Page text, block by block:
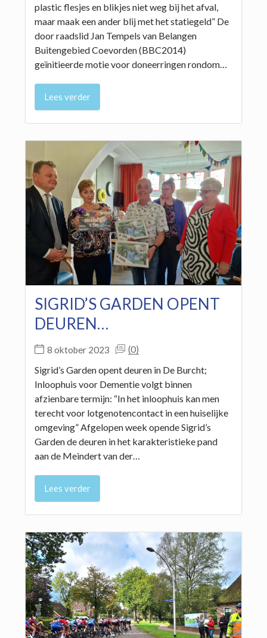
plastic flesjes en blikjes niet weg bij het afval,
maar maak een ander blij met het statiegeld” De
door raadslid Jan Tempels van Belangen
Buitengebied Coevorden (BBC2014)
geïnitieerde motie voor doneerringen rondom…
Lees verder
SIGRID’S GARDEN OPENT
DEUREN…
8 oktober 2023 (0)
Sigrid’s Garden opent deuren in De Burcht;
Inloophuis voor Dementie volgt binnen
afzienbare termijn: “In het inloophuis kan men
terecht voor lotgenotencontact in een huiselijke
omgeving” Afgelopen week opende Sigrid’s
Garden de deuren in het karakteristieke pand
aan de Meindert van der…
Lees verder